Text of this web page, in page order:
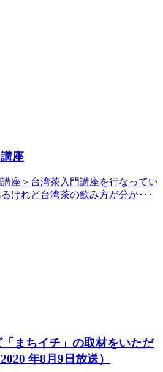
座
座＞台湾茶入門講座を行なってい
けれど台湾茶の飲み方が分か･･･
まちイチ」の取材をいただ
年8月9日放送）